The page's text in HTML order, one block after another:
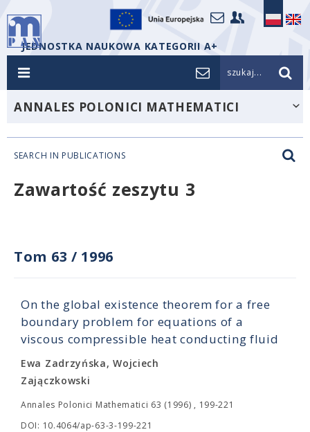
JEDNOSTKA NAUKOWA KATEGORII A+
szukaj...
ANNALES POLONICI MATHEMATICI
SEARCH IN PUBLICATIONS
Zawartość zeszytu 3
Tom 63 / 1996
On the global existence theorem for a free
boundary problem for equations of a
viscous compressible heat conducting fluid
Ewa Zadrzyńska, Wojciech
Zajączkowski
Annales Polonici Mathematici 63 (1996) , 199-221
DOI: 10.4064/ap-63-3-199-221